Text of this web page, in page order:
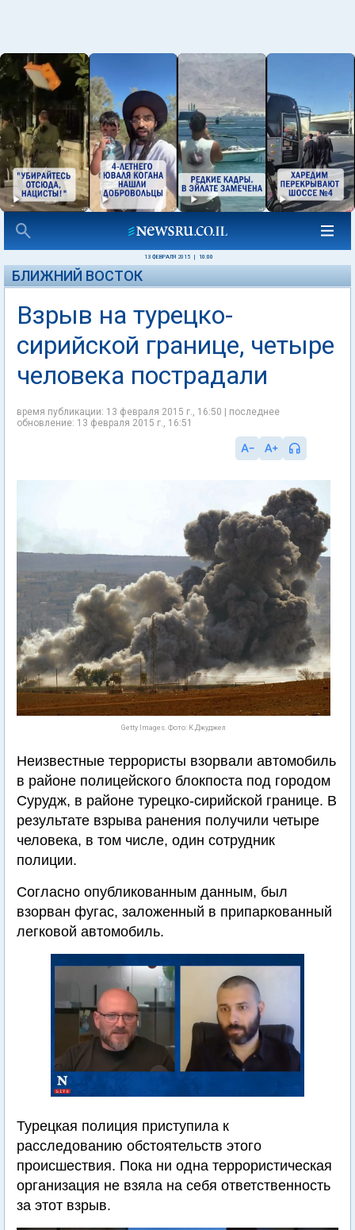
13 ФЕВРАЛЯ 2015 10:00
БЛИЖНИЙ ВОСТОК
Взрыв на турецко-
сирийской границе, четыре
человека пострадали
время публикации: 13 февраля 2015 г., 16:50 | последнее
обновление: 13 февраля 2015 г., 16:51
Getty Images. Фото: К.Джуджел
Неизвестные террористы взорвали автомобиль
в районе полицейского блокпоста под городом
Сурудж, в районе турецко-сирийской границе. В
результате взрыва ранения получили четыре
человека, в том числе, один сотрудник
полиции.
Согласно опубликованным данным, был
взорван фугас, заложенный в припаркованный
легковой автомобиль.
Турецкая полиция приступила к
расследованию обстоятельств этого
происшествия. Пока ни одна террористическая
организация не взяла на себя ответственность
за этот взрыв.